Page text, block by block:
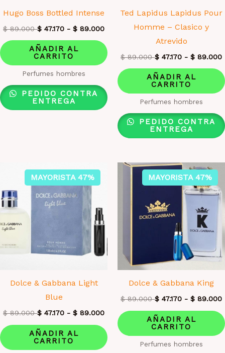
Hugo Boss Bottled Intense
$89.000 $ 47.170 - $ 89.000
AÑADIR AL
CARRITO
Perfumes hombres
PEDIDO CONTRA
ENTREGA
Ted Lapidus Lapidus Pour
Homme – Clasico y
Atrevido
$89.000 $ 47.170 - $ 89.000
AÑADIR AL
CARRITO
Perfumes hombres
PEDIDO CONTRA
ENTREGA
MAYORISTA 47%
Dolce & Gabbana Light
Blue
$89.000 $ 47.170 - $ 89.000
AÑADIR AL
CARRITO
MAYORISTA 47%
Dolce & Gabbana King
$89.000 $ 47.170 - $ 89.000
AÑADIR AL
CARRITO
Perfumes hombres